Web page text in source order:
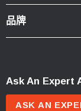
品牌
Ask An Expert
ASK AN